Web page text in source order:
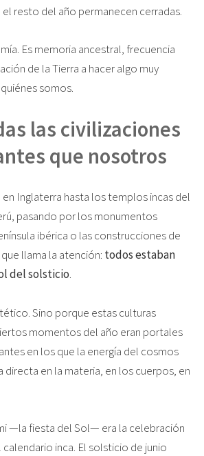
el resto del año permanecen cerradas.
Es memoria ancestral, frecuencia
de la Tierra a hacer algo muy
somos.
las civilizaciones
que nosotros
Inglaterra hasta los templos incas del
pasando por los monumentos
ibérica o las construcciones de
llama la atención: todos estaban
del solsticio.
Sino porque estas culturas
momentos del año eran portales
en los que la energía del cosmos
en la materia, en los cuerpos, en
—la fiesta del Sol— era la celebración
inca. El solsticio de junio